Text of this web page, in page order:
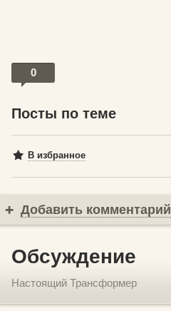
0
Посты по теме
В избранное
Добавить комментарий
Обсуждение
Настоящий Трансформер